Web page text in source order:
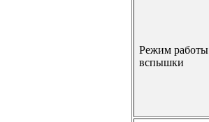
Режим работы
вспышки